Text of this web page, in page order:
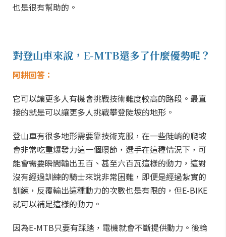
也是很有幫助的。
對登山車來說，E-MTB還多了什麼優勢呢？
阿耕回答：
它可以讓更多人有機會挑戰技術難度較高的路段。最直
接的就是可以讓更多人挑戰攀登陡坡的地形。
登山車有很多地形需要靠技術克服，在一些陡峭的爬坡
會非常吃重爆發力這一個環節，選手在這種情況下，可
能會需要瞬間輸出五百、甚至六百瓦這樣的動力，這對
沒有經過訓練的騎士來說非常困難，即便是經過紮實的
訓練，反覆輸出這種動力的次數也是有限的，但E-BIKE
就可以補足這樣的動力。
因為E-MTB只要有踩踏，電機就會不斷提供動力。後輪